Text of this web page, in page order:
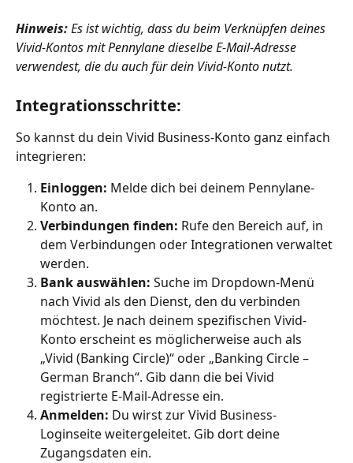
Hinweis: Es ist wichtig, dass du beim Verknüpfen deines
Vivid-Kontos mit Pennylane dieselbe E-Mail-Adresse
verwendest, die du auch für dein Vivid-Konto nutzt.
Integrationsschritte:
So kannst du dein Vivid Business-Konto ganz einfach
integrieren:
Einloggen: Melde dich bei deinem Pennylane-
Konto an.
Verbindungen finden: Rufe den Bereich auf, in
dem Verbindungen oder Integrationen verwaltet
werden.
Bank auswählen: Suche im Dropdown-Menü
nach Vivid als den Dienst, den du verbinden
möchtest. Je nach deinem spezifischen Vivid-
Konto erscheint es möglicherweise auch als
„Vivid (Banking Circle)“ oder „Banking Circle –
German Branch“. Gib dann die bei Vivid
registrierte E-Mail-Adresse ein.
Anmelden: Du wirst zur Vivid Business-
Loginseite weitergeleitet. Gib dort deine
Zugangsdaten ein.